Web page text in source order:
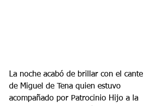
La noche acabó de brillar con el cante
de Miguel de Tena quien estuvo
acompañado por Patrocinio Hijo a la